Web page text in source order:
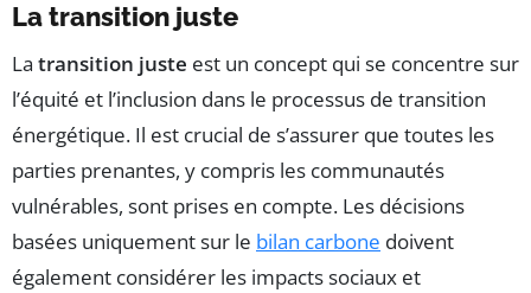
La transition juste
La transition juste est un concept qui se concentre sur
l’équité et l’inclusion dans le processus de transition
énergétique. Il est crucial de s’assurer que toutes les
parties prenantes, y compris les communautés
vulnérables, sont prises en compte. Les décisions
basées uniquement sur le bilan carbone doivent
également considérer les impacts sociaux et